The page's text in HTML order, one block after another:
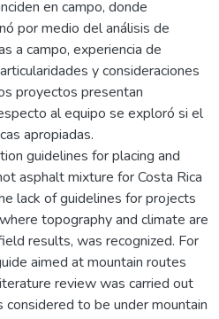
en campo, donde
por medio del análisis de
a campo, experiencia de
y consideraciones
proyectos presentan
al equipo se exploró si el
apropiadas.
guidelines for placing and
asphalt mixture for Costa Rica
lack of guidelines for projects
topography and climate are
results, was recognized. For
aimed at mountain routes
review was carried out
to be under mountain